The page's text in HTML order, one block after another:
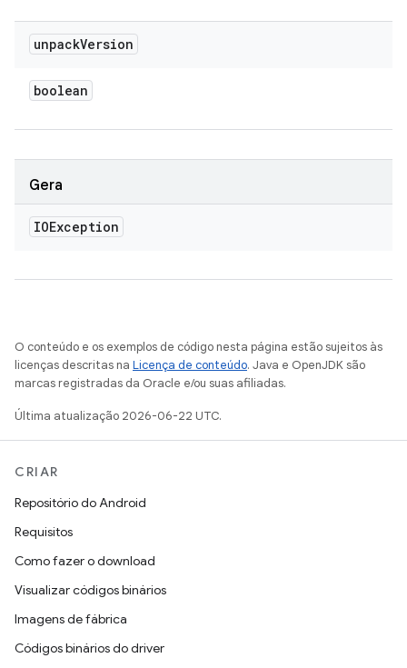
unpackVersion
boolean
Gera
IOException
O conteúdo e os exemplos de código nesta página estão sujeitos às
licenças descritas na Licença de conteúdo. Java e OpenJDK são
marcas registradas da Oracle e/ou suas afiliadas.
Última atualização 2026-06-22 UTC.
CRIAR
Repositório do Android
Requisitos
Como fazer o download
Visualizar códigos binários
Imagens de fábrica
Códigos binários do driver